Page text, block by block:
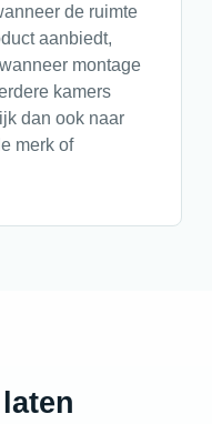
de ruimte
aanbiedt,
montage
kamers
dan ook naar
merk of